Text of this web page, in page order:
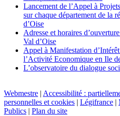
Lancement de l’Appel à
sur chaque département de la
d’Oise
Adresse et horaires
Val d’Oise
Appel à Manifestation
l’Activité Economique en Ile
L’observatoire du dialogue
Webmestre | Accessibilité :
personnelles et cookies | Légifrance |
Publics | Plan du site